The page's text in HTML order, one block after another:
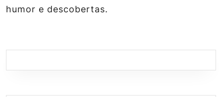
humor e descobertas.